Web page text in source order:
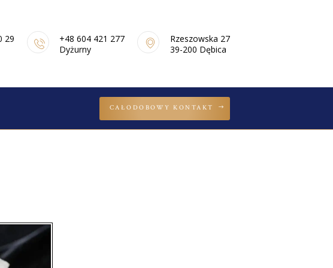
29
+48 604 421 277
Dyżurny
Rzeszowska 27
39-200 Dębica
CAŁODOBOWY KONTAKT